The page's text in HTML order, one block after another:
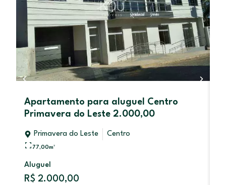
Apartamento para aluguel Centro
Primavera do Leste 2.000,00
Primavera do Leste Centro
77,00m²
Aluguel
R$ 2.000,00